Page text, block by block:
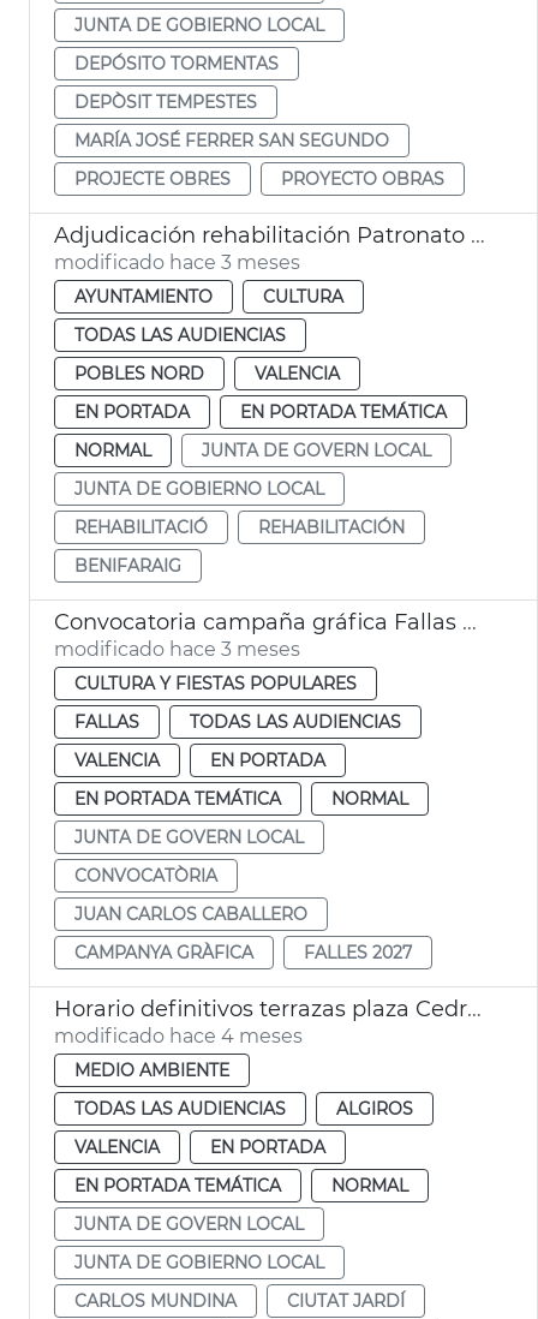
JUNTA DE GOBIERNO LOCAL
DEPÓSITO TORMENTAS
DEPÒSIT TEMPESTES
MARÍA JOSÉ FERRER SAN SEGUNDO
PROJECTE OBRES
PROYECTO OBRAS
Adjudicación rehabilitación Patronato de Sant Josep Benifaraig
modificado hace 3 meses
AYUNTAMIENTO
CULTURA
TODAS LAS AUDIENCIAS
POBLES NORD
VALENCIA
EN PORTADA
EN PORTADA TEMÁTICA
NORMAL
JUNTA DE GOVERN LOCAL
JUNTA DE GOBIERNO LOCAL
REHABILITACIÓ
REHABILITACIÓN
BENIFARAIG
Convocatoria campaña gráfica Fallas València 2027
modificado hace 3 meses
CULTURA Y FIESTAS POPULARES
FALLAS
TODAS LAS AUDIENCIAS
VALENCIA
EN PORTADA
EN PORTADA TEMÁTICA
NORMAL
JUNTA DE GOVERN LOCAL
CONVOCATÒRIA
JUAN CARLOS CABALLERO
CAMPANYA GRÀFICA
FALLES 2027
Horario definitivos terrazas plaza Cedre y plaza Hondures
modificado hace 4 meses
MEDIO AMBIENTE
TODAS LAS AUDIENCIAS
ALGIROS
VALENCIA
EN PORTADA
EN PORTADA TEMÁTICA
NORMAL
JUNTA DE GOVERN LOCAL
JUNTA DE GOBIERNO LOCAL
CARLOS MUNDINA
CIUTAT JARDÍ